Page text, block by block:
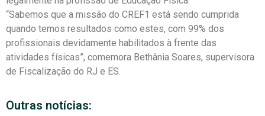
“Sabemos que a missão do CREF1 está sendo cumprida
quando temos resultados como estes, com 99% dos
profissionais devidamente habilitados à frente das
atividades físicas”, comemora Bethânia Soares, supervisora
de Fiscalização do RJ e ES.
Outras notícias: